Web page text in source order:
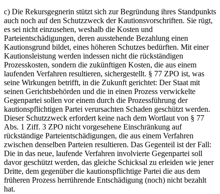
c) Die Rekursgegnerin stützt sich zur Begründung ihres Standpunkts
auch noch auf den Schutzzweck der Kautionsvorschriften. Sie rügt,
es sei nicht einzusehen, weshalb die Kosten und
Parteientschädigungen, deren ausstehende Bezahlung einen
Kautionsgrund bildet, eines höheren Schutzes bedürften. Mit einer
Kautionsleistung werden indessen nicht die rückständigen
Prozesskosten, sondern die zukünftigen Kosten, die aus einem
laufenden Verfahren resultieren, sichergestellt. § 77 ZPO ist, was
seine Wirkungen betrifft, in die Zukunft gerichtet: Der Staat mit
seinen Gerichtsbehörden und die in einen Prozess verwickelte
Gegenpartei sollen vor einem durch die Prozessführung der
kautionspflichtigen Partei verursachten Schaden geschützt werden.
Dieser Schutzzweck erfordert keine nach dem Wortlaut von § 77
Abs. 1 Ziff. 3 ZPO nicht vorgesehene Einschränkung auf
rückständige Parteientschädigungen, die aus einem Verfahren
zwischen denselben Parteien resultieren. Das Gegenteil ist der Fall:
Die in das neue, laufende Verfahren involvierte Gegenpartei soll
davor geschützt werden, das gleiche Schicksal zu erleiden wie jener
Dritte, dem gegenüber die kautionspflichtige Partei die aus dem
früheren Prozess herrührende Entschädigung (noch) nicht bezahlt
hat.